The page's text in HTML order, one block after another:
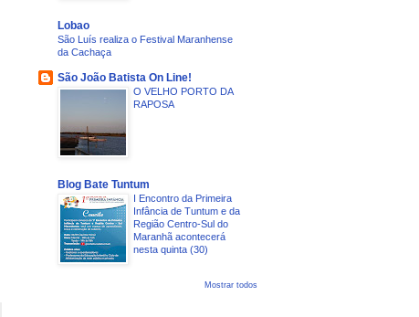
Lobao
São Luís realiza o Festival Maranhense
da Cachaça
São João Batista On Line!
O VELHO PORTO DA
RAPOSA
Blog Bate Tuntum
I Encontro da Primeira
Infância de Tuntum e da
Região Centro-Sul do
Maranhã acontecerá
nesta quinta (30)
Mostrar todos